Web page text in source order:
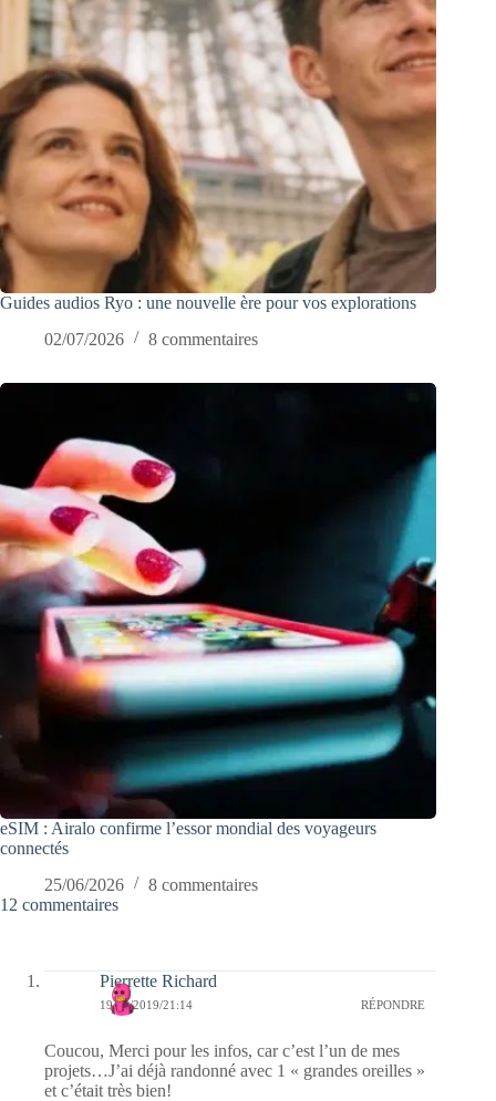
Guides audios Ryo : une nouvelle ère pour vos explorations
02/07/2026
8 commentaires
eSIM : Airalo confirme l’essor mondial des voyageurs
connectés
25/06/2026
8 commentaires
12 commentaires
Pierrette Richard
19/05/2019/21:14 RÉPONDRE
Coucou, Merci pour les infos, car c’est l’un de mes
projets…J’ai déjà randonné avec 1 « grandes oreilles »
et c’était très bien!